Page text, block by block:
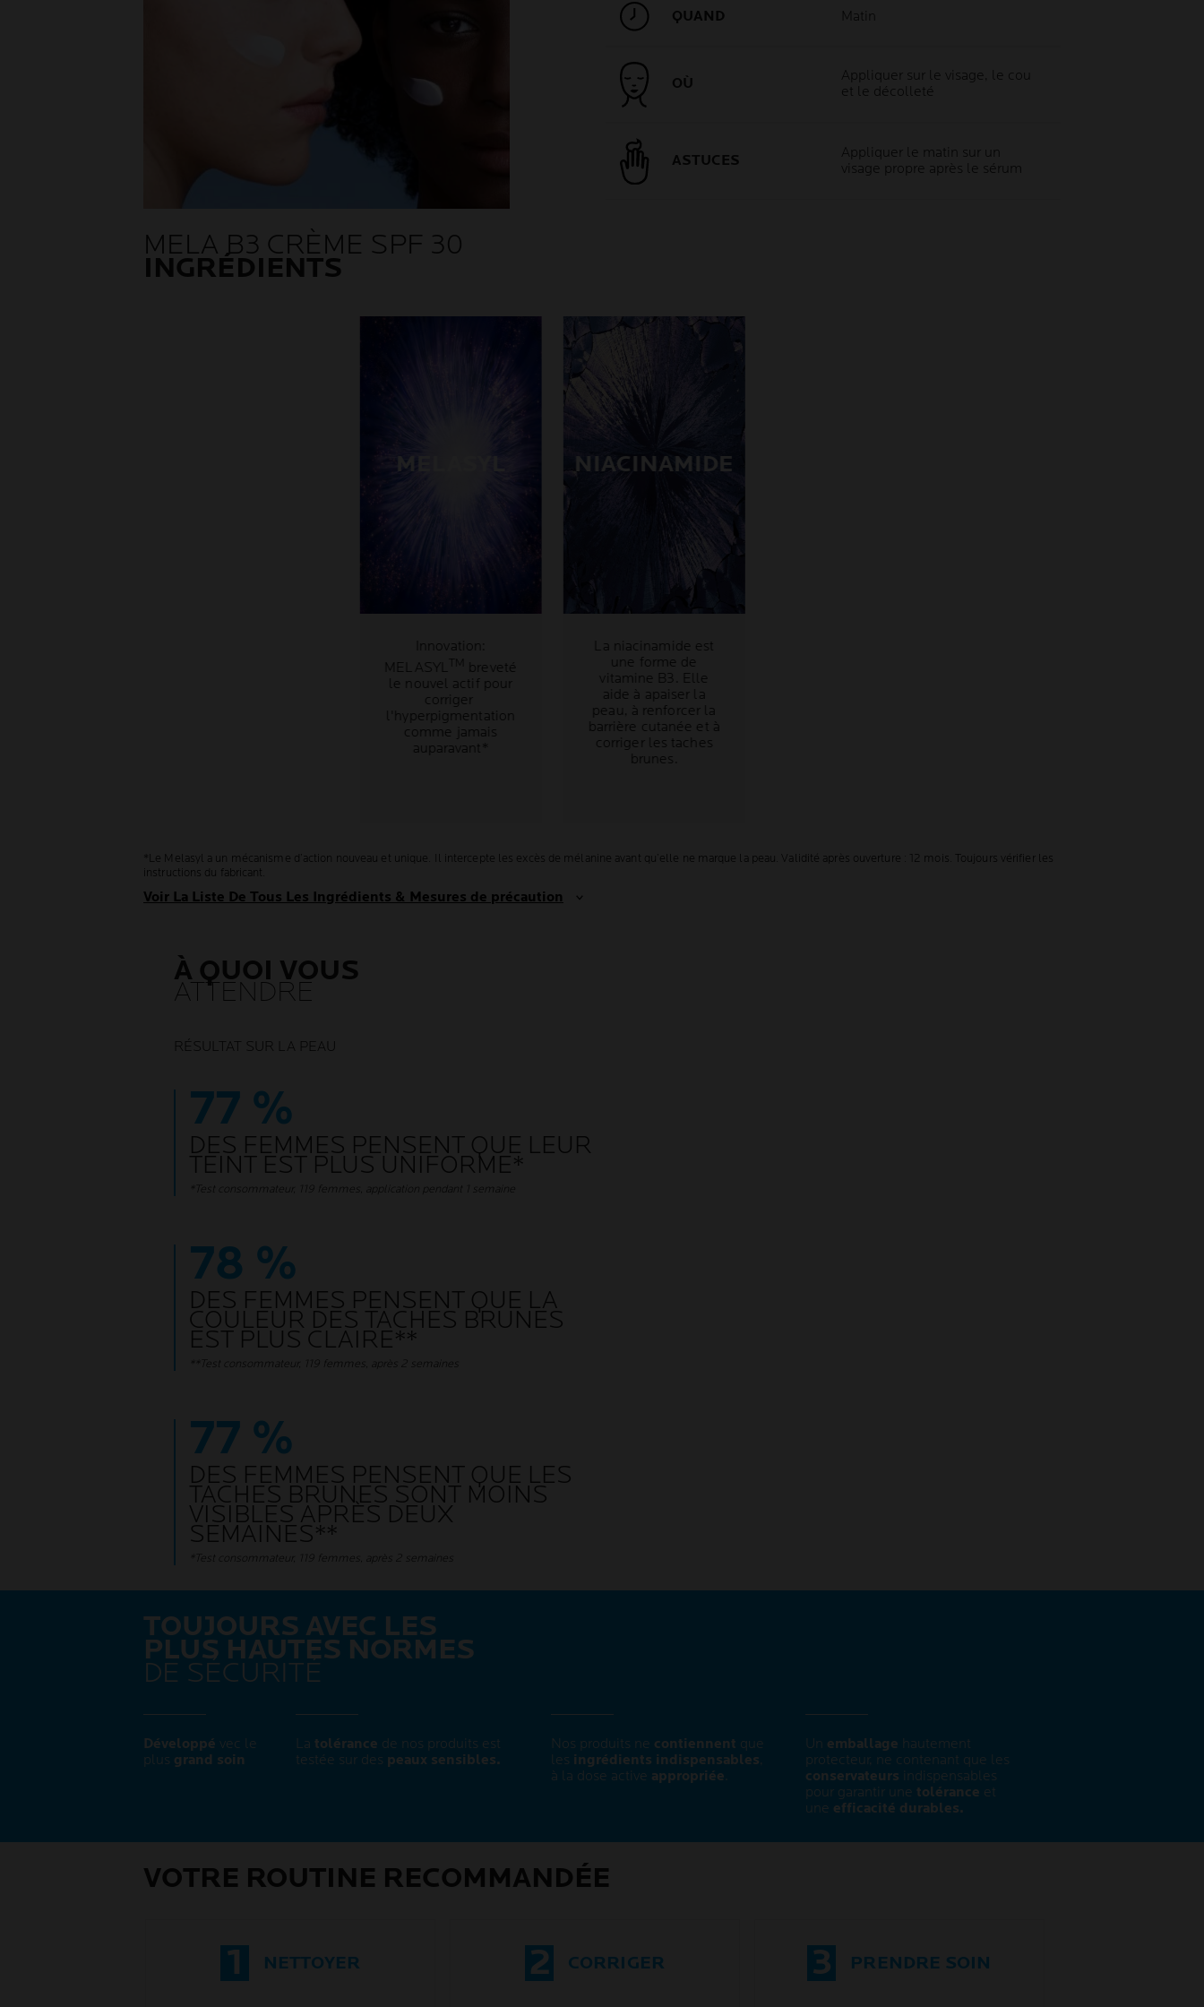
QUAND Matin
OÙ
Appliquer sur le visage, le cou
et le décolleté
ASTUCES
Appliquer le matin sur un
visage propre après le sérum
MELA B3 CRÈME SPF 30
INGRÉDIENTS
MELASYL
Innovation:
MELASYL TM
breveté
le nouvel actif pour
corriger
l'hyperpigmentation
comme jamais
auparavant*
NIACINAMIDE
La niacinamide est
une forme de
vitamine B3. Elle
aide à apaiser la
peau, à renforcer la
barrière cutanée et à
corriger les taches
brunes.
*Le Melasyl a un mécanisme d’action nouveau et unique. Il intercepte les excès de mélanine avant qu’elle ne marque la peau. Validité après ouverture : 12 mois. Toujours vérifier les
instructions du fabricant.
Voir La Liste De Tous Les Ingrédients & Mesures de précaution
À QUOI VOUS
ATTENDRE
RÉSULTAT SUR LA PEAU
77 %
DES FEMMES PENSENT QUE LEUR
TEINT EST PLUS UNIFORME*
*Test consommateur, 119 femmes, application pendant 1 semaine
78 %
DES FEMMES PENSENT QUE LA
COULEUR DES TACHES BRUNES
EST PLUS CLAIRE**
**Test consommateur, 119 femmes, après 2 semaines
77 %
DES FEMMES PENSENT QUE LES
TACHES BRUNES SONT MOINS
VISIBLES APRÈS DEUX
SEMAINES**
*Test consommateur, 119 femmes, après 2 semaines
TOUJOURS AVEC LES
PLUS HAUTES NORMES
DE SÉCURITÉ ​
Développé vec le
plus grand soin​
La tolérance de nos produits est
testée sur des peaux sensibles.
Nos produits ne contiennent que
les ingrédients indispensables,
à la dose active appropriée
Un emballage hautement
protecteur, ne contenant que les
conservateurs indispensables
pour garantir une tolérance et
une efficacité durables.
VOTRE ROUTINE RECOMMANDÉE
1 NETTOYER 2 CORRIGER 3 PRENDRE SOIN